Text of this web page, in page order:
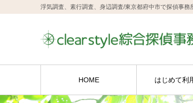
浮気調査、素行調査、身辺調査/東京都府中市で探偵事
HOME はじめて利